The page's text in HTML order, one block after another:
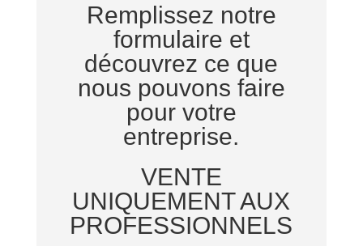
Remplissez notre
formulaire et
découvrez ce que
nous pouvons faire
pour votre
entreprise.
VENTE
UNIQUEMENT AUX
PROFESSIONNELS